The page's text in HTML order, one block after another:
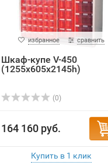
избранное сравнить
Шкаф-купе V-450
(1255х605х2145h)
(0)
164 160 руб.